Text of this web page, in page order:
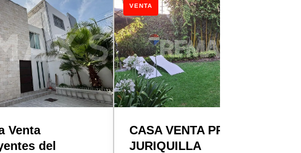
Venta
del
VENTA
CASA VENTA PRIVADA
JURIQUILLA